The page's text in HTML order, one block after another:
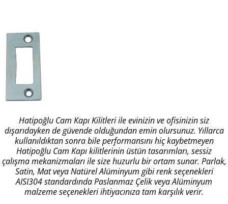
Hatipoğlu Cam Kapı Kilitleri ile evinizin ve ofisinizin siz
dışarıdayken de güvende olduğundan emin olursunuz. Yıllarca
kullanıldıktan sonra bile performansını hiç kaybetmeyen
Hatipoğlu Cam Kapı kilitlerinin üstün tasarımları, sessiz
çalışma mekanizmaları ile size huzurlu bir ortam sunar. Parlak,
Satin, Mat veya Natürel Alüminyum gibi renk seçenekleri
AISI304 standardında Paslanmaz Çelik veya Alüminyum
malzeme seçenekleri ihtiyacınıza tam karşılık verir.